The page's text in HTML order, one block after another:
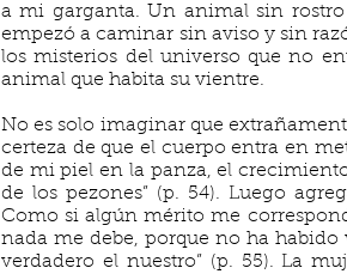
a mi garganta. Un animal sin
empezó a caminar sin aviso y sin
los misterios del universo que no
animal que habita su vientre.
No es solo imaginar que
certeza de que el cuerpo entra en
de mi piel en la panza, el
de los pezones” (p. 54). Luego
Como si algún mérito me
nada me debe, porque no ha
verdadero el nuestro” (p. 55). La